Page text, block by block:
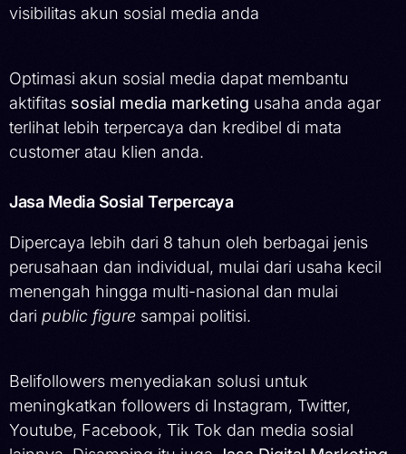
visibilitas akun sosial media anda
Optimasi akun sosial media dapat membantu
aktifitas sosial media marketing usaha anda agar
terlihat lebih terpercaya dan kredibel di mata
customer atau klien anda.
Jasa Media Sosial Terpercaya
Dipercaya lebih dari 8 tahun oleh berbagai jenis
perusahaan dan individual, mulai dari usaha kecil
menengah hingga multi-nasional dan mulai
dari public figure sampai politisi.
Belifollowers menyediakan solusi untuk
meningkatkan followers di Instagram, Twitter,
Youtube, Facebook, Tik Tok dan media sosial